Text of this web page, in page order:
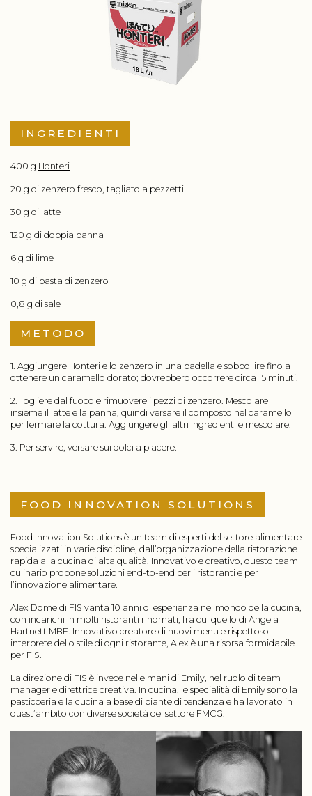
INGREDIENTI
400 g Honteri
20 g di zenzero fresco, tagliato a pezzetti
30 g di latte
120 g di doppia panna
6 g di lime
10 g di pasta di zenzero
0,8 g di sale
METODO
1. Aggiungere Honteri e lo zenzero in una padella e sobbollire fino a
ottenere un caramello dorato; dovrebbero occorrere circa 15 minuti.
2. Togliere dal fuoco e rimuovere i pezzi di zenzero. Mescolare
insieme il latte e la panna, quindi versare il composto nel caramello
per fermare la cottura. Aggiungere gli altri ingredienti e mescolare.
3. Per servire, versare sui dolci a piacere.
FOOD INNOVATION SOLUTIONS
Food Innovation Solutions è un team di esperti del settore alimentare
specializzati in varie discipline, dall’organizzazione della ristorazione
rapida alla cucina di alta qualità. Innovativo e creativo, questo team
culinario propone soluzioni end-to-end per i ristoranti e per
l’innovazione alimentare.
Alex Dome di FIS vanta 10 anni di esperienza nel mondo della cucina,
con incarichi in molti ristoranti rinomati, fra cui quello di Angela
Hartnett MBE. Innovativo creatore di nuovi menu e rispettoso
interprete dello stile di ogni ristorante, Alex è una risorsa formidabile
per FIS.
La direzione di FIS è invece nelle mani di Emily, nel ruolo di team
manager e direttrice creativa. In cucina, le specialità di Emily sono la
pasticceria e la cucina a base di piante di tendenza e ha lavorato in
quest’ambito con diverse società del settore FMCG.